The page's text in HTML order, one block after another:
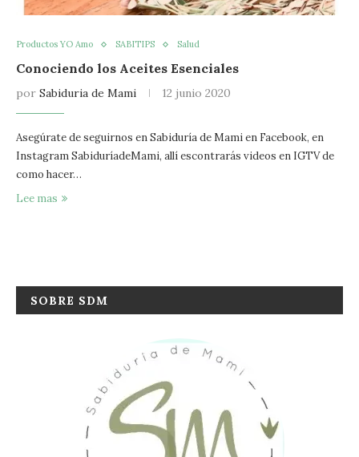
Productos YO Amo SABITIPS Salud
Conociendo los Aceites Esenciales
por Sabiduria de Mami 12 junio 2020
Asegúrate de seguirnos en Sabiduría de Mami en Facebook, en
Instagram SabiduríadeMami, allí escontrarás videos en IGTV de
como hacer…
Lee mas
SOBRE SDM